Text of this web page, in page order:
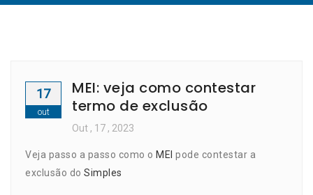
17
out
MEI: veja como contestar
termo de exclusão
Out , 17 , 2023
Veja passo a passo como o MEI pode contestar a
exclusão do Simples